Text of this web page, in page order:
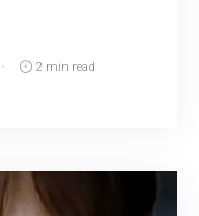
2 min read